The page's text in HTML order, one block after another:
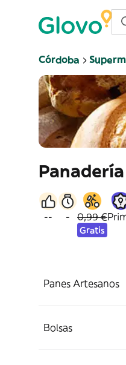
Córdoba
-- - 0,99 €
Gratis
Panes Artesanos
Bolsas